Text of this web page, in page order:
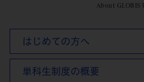
About GLOBIS
はじめての方へ
単科生制度の概要